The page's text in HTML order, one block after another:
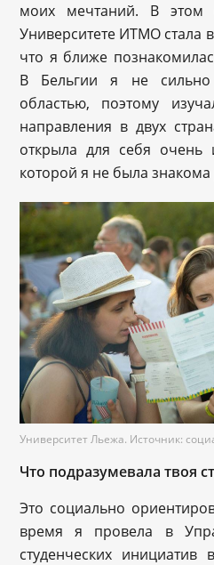
моих мечтаний. В этом
Университете ИТМО
что я ближе
В Бельгии я не сильно
областью, поэтому
направления в двух
открыла для себя очень
которой я не была знакома
Университет Льежа. Источник:
Что подразумевала твоя
Это социально
время я провела в
студенческих инициатив